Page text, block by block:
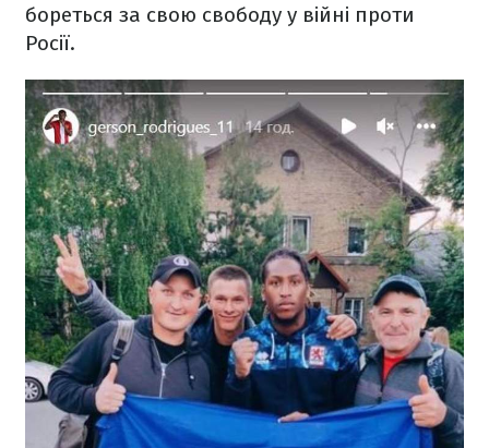
бореться за свою свободу у війні проти
Росії.